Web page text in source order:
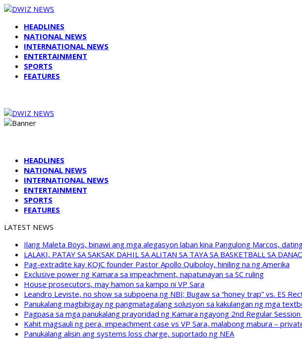
HEADLINES
NATIONAL NEWS
INTERNATIONAL NEWS
ENTERTAINMENT
SPORTS
FEATURES
HEADLINES
NATIONAL NEWS
INTERNATIONAL NEWS
ENTERTAINMENT
SPORTS
FEATURES
LATEST NEWS
Ilang Maleta Boys, binawi ang mga alegasyon laban kina Pangulong Marcos,
LALAKI, PATAY SA SAKSAK DAHIL SA ALITAN SA TAYA SA BASKETBALL SA
Pag-extradite kay KOJC founder Pastor Apollo Quiboloy, hiniling na ng Amerika
Exclusive power ng Kamara sa impeachment, napatunayan sa SC ruling
House prosecutors, may hamon sa kampo ni VP Sara
Leandro Leviste, no show sa subpoena ng NBI; Bugaw sa “honey trap” vs. ES
Panukalang magbibigay ng pangmatagalang solusyon sa kakulangan ng mga
Pagpasa sa mga panukalang prayoridad ng Kamara ngayong 2nd Regular
Kahit magsauli ng pera, impeachment case vs VP Sara, malabong mabura –
Panukalang alisin ang systems loss charge, suportado ng NEA